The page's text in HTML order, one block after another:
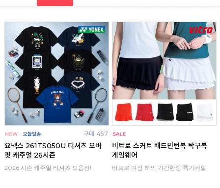
구매 457
요넥스 261TS050U 티셔츠 오버
핏 캐주얼 26시즌
2026 시즌 캐주얼 티셔츠 모음전!
비트로 스커트 배드민턴복 탁구복
게임웨어
비트로 여성 하의 기간한정 특가세일!